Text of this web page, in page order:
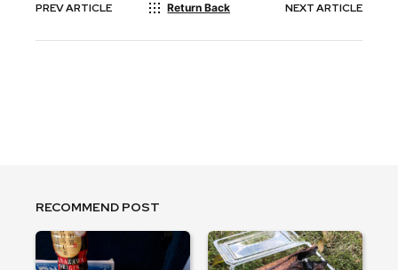
PREVARTICLE Return Back NEXTARTICLE
RECOMMEND POST